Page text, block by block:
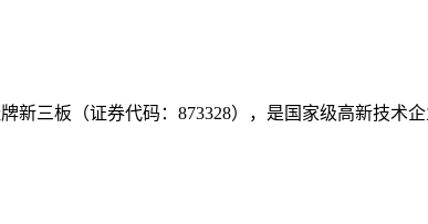
新三板（证券代码：873328），是国家级高新技术